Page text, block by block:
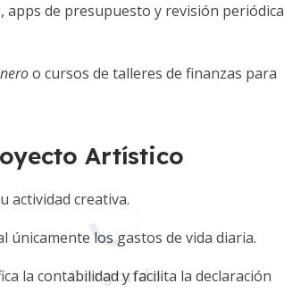
apps de presupuesto y revisión periódica
o cursos de talleres de finanzas para
Artístico
actividad creativa.
los gastos de vida diaria.
la contabilidad y facilita la declaración